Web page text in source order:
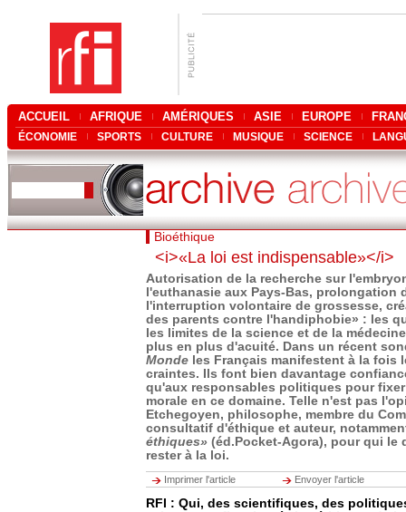
ACCUEIL AFRIQUE AMÉRIQUES ASIE EUROPE
ÉCONOMIE SPORTS CULTURE MUSIQUE SCIENCE
Bioéthique
<i>«La loi est indispensable»</i>
Autorisation de la recherche sur
l'euthanasie aux Pays-Bas, prolongation
l'interruption volontaire de grossesse,
des parents contre l'handiphobie» : les
les limites de la science et de la
plus en plus d'acuité. Dans un récent
Monde les Français manifestent à la fois
craintes. Ils font bien davantage
qu'aux responsables politiques pour
morale en ce domaine. Telle n'est pas
Etchegoyen, philosophe, membre du
consultatif d'éthique et auteur,
éthiques» (éd.Pocket-Agora), pour qui le
rester à la loi.
Imprimer l'article Envoyer l'article
RFI : Qui, des scientifiques, des